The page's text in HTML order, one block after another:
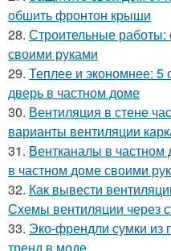
обшить фронтон крыши
28. Строительные работы:
своими руками
29. Теплее и экономнее: 5
дверь в частном доме
30. Вентиляция в стене
варианты вентиляции
31. Вентканалы в частном
в частном доме своими
32. Как вывести
Схемы вентиляции через
33. Эко-френдли сумки из